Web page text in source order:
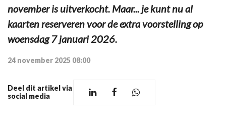
november is uitverkocht. Maar... je kunt nu al
kaarten reserveren voor de extra voorstelling op
woensdag 7 januari 2026.
24 november 2025 08:00
Deel dit artikel via
social media